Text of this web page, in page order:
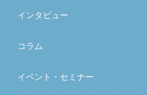
インタビュー
コラム
イベント・セミナー